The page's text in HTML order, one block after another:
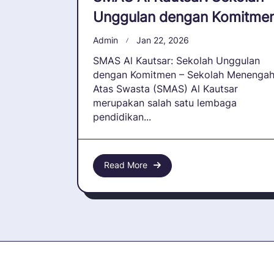
Unggulan dengan
Admin Jan 22, 2026
SMAS Al Kautsar: Sekolah Unggulan
dengan Komitmen – Sekolah Menengah
Atas Swasta (SMAS) Al Kautsar
merupakan salah satu lembaga
pendidikan...
Read More